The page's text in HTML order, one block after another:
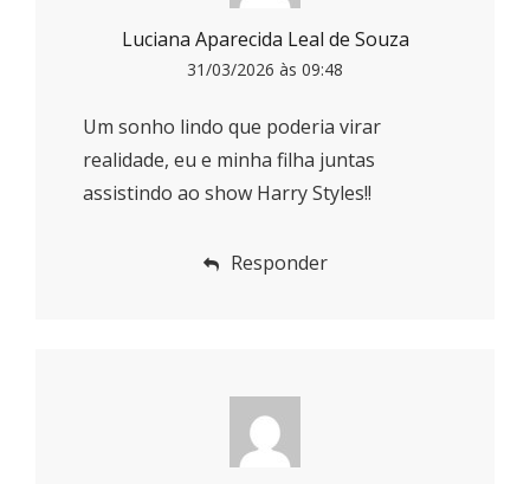
Luciana Aparecida Leal de Souza
31/03/2026 às 09:48
Um sonho lindo que poderia virar
realidade, eu e minha filha juntas
assistindo ao show Harry Styles!!
Responder